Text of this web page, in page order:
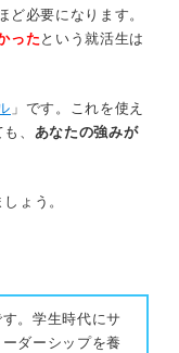
んどいときのNG行
う
早く内定をもら
ど必要になります。
った という就活生は
」です。これを使え
、 あなたの強みが
ょう。
。学生時代にサ
ダーシップを養
！ 就活における
機会と捉える